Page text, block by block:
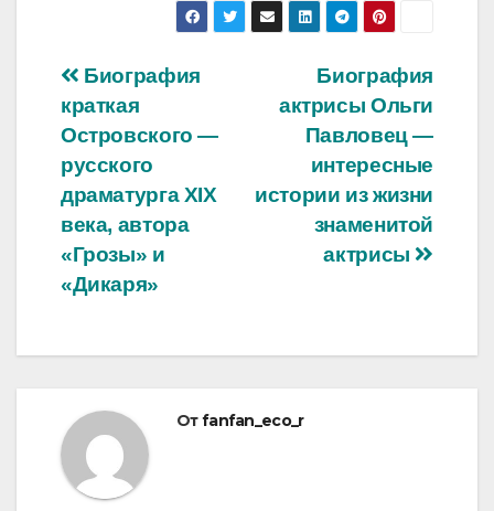
Навигация
по
записям
Биография
актрисы Ольги
Павловец —
интересные
истории из жизни
знаменитой
актрисы
Биография
краткая
Островского —
русского
драматурга XIX
века, автора
«Грозы» и
«Дикаря»
Отfanfan_eco_r